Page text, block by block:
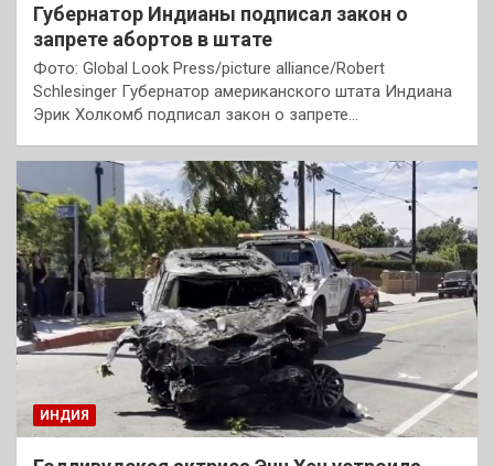
Губернатор Индианы подписал закон о
запрете абортов в штате
Фото: Global Look Press/picture alliance/Robert
Schlesinger Губернатор американского штата Индиана
Эрик Холкомб подписал закон о запрете…
ИНДИЯ